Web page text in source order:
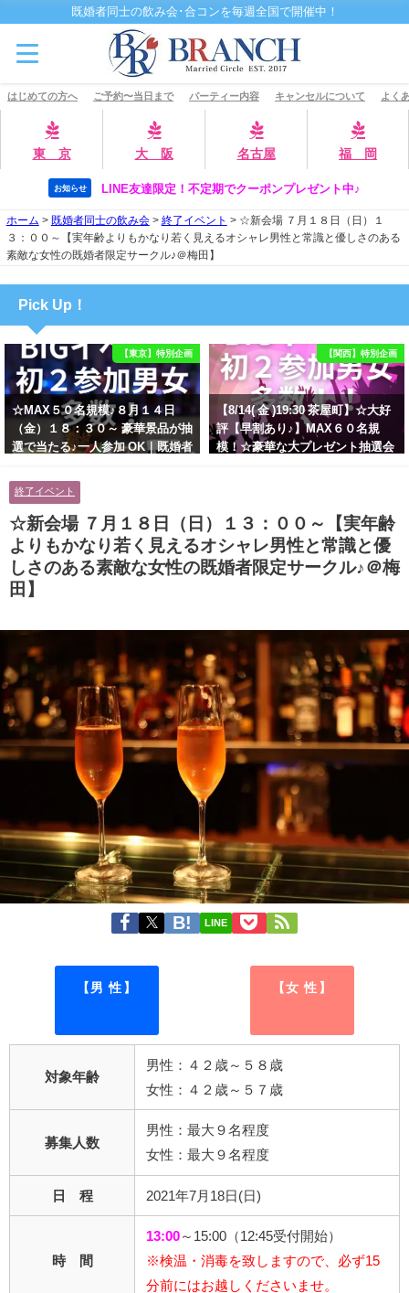
既婚者同士の飲み会･合コンを毎週全国で開催中！
はじめての方へ ご予約〜当日まで パーティー内容 キャンセルについて よく
東 京 大 阪 名古屋 福 岡
お知らせ LINE友達限定！不定期でクーポンプレゼント中♪
ホーム > 既婚者同士の飲み会> 終了イベント > ☆新会場 ７月１８日（日）１
３：００～【実年齢よりもかなり若く見えるオシャレ男性と常識と優しさのある
素敵な女性の既婚者限定サークル♪＠梅田】
Pick Up！
【東京】特別企画
☆MAX５０名規模♪８月１４日
（金）１８：３０～ 豪華景品が抽
選で当たる♪一人参加 OK｜既婚者
に余裕のある健康的なオシャレ男
性と美容好きで優しさのある大人
女性の既婚者限定ビッグパーティ
ー♪＠池袋】
【関西】特別企画
【8/14( 金 )19:30 茶屋町】☆大好
評【早割あり♪】MAX６０名規
模！☆豪華な大プレゼント抽選会
ティー♪＠茶屋町】
終了イベント
☆新会場 ７月１８日（日）１３：００～【実年齢
よりもかなり若く見えるオシャレ男性と常識と優
しさのある素敵な女性の既婚者限定サークル♪＠梅
田】
LINE
【男 性】 【女 性】
対象年齢
男性：４２歳～５８歳
女性：４２歳～５７歳
募集人数
男性：最大９名程度
女性：最大９名程度
日 程 2021年7月18日(日)
時 間
13:00 ～15:00（12:45受付開始）
※検温・消毒を致しますので、必ず15
分前にはお越しくださいませ。